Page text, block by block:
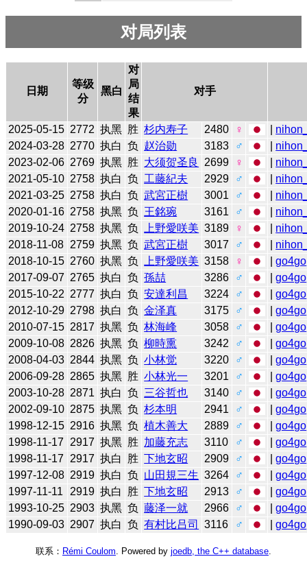
对局列表
日期
等级
分
黑白
对
局
结
果
对手
2025-05-15 2772 执黑 胜 杉内寿子 2480 ♀
2024-03-28 2770 执白 负 赵治勋 3183 ♂
2023-02-06 2769 执黑 胜 大须贺圣良 2699 ♀
2021-05-10 2758 执白 负 工藤紀夫 2929 ♂
2021-03-25 2758 执白 负 武宮正樹 3001 ♂
2020-01-16 2758 执黑 负 王銘琬 3161 ♂
2019-10-24 2758 执黑 负 上野愛咲美 3189 ♀
2018-11-08 2759 执黑 负 武宮正樹 3017 ♂
2018-10-15 2760 执黑 负 上野愛咲美 3158 ♀ |go4go
2017-09-07 2765 执白 负 孫喆 3286 ♂ |go4go
2015-10-22 2777 执白 负 安達利昌 3224 ♂ |go4go
2012-10-29 2798 执白 负 金泽真 3175 ♂ |go4go
2010-07-15 2817 执黑 负 林海峰 3058 ♂ |go4go
2009-10-08 2826 执黑 负 柳時熏 3242 ♂ |go4go
2008-04-03 2844 执黑 负 小林觉 3220 ♂ |go4go
2006-09-28 2865 执黑 胜 小林光一 3201 ♂ |go4go
2003-10-28 2871 执白 负 三谷哲也 3140 ♂ |go4go
2002-09-10 2875 执黑 负 杉本明 2941 ♂ |go4go
1998-12-15 2916 执黑 负 植木善大 2889 ♂ |go4go
1998-11-17
2917 执黑 胜 加藤充志 3110 ♂ |go4go
1998-11-17
2917 执白 胜 下地玄昭 2909 ♂ |go4go
1997-12-08 2919 执白 负 山田規三生 3264 ♂ |go4go
1997-11-11
2919 执白 胜 下地玄昭 2913 ♂ |go4go
1993-10-25 2903 执黑 负 藤泽一就 2966 ♂ |go4go
1990-09-03 2907 执白 负 有村比吕司 3116 ♂ |go4go
联系： Rémi Coulom . Powered by joedb, the C++ database